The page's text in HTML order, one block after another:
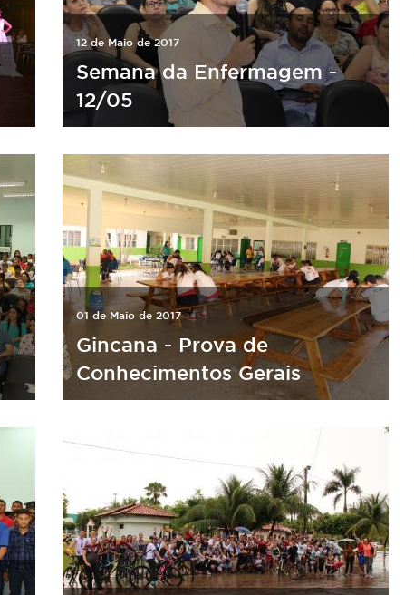
12 de Maio de 2017
Semana da Enfermagem -
12/05
01 de Maio de 2017
Gincana - Prova de
Conhecimentos Gerais